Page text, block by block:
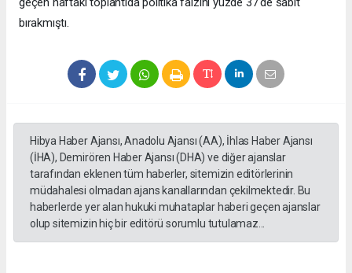
bırakmıştı.
Hibya Haber Ajansı, Anadolu Ajansı (AA), İhlas Haber Ajansı
(İHA), Demirören Haber Ajansı (DHA) ve diğer ajanslar
tarafından eklenen tüm haberler, sitemizin editörlerinin
müdahalesi olmadan ajans kanallarından çekilmektedir. Bu
haberlerde yer alan hukuki muhataplar haberi geçen ajanslar
olup sitemizin hiç bir editörü sorumlu tutulamaz...